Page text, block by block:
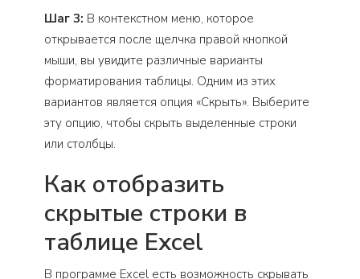
Шаг 3: В контекстном меню, которое
открывается после щелчка правой кнопкой
мыши, вы увидите различные варианты
форматирования таблицы. Одним из этих
вариантов является опция «Скрыть». Выберите
эту опцию, чтобы скрыть выделенные строки
или столбцы.
Как отобразить
скрытые строки в
таблице Excel
В программе Excel есть возможность скрывать